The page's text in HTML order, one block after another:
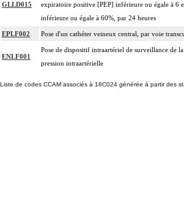
GLLD015
expiratoire positive [PEP] inférieure ou égale à 6
inférieure ou égale à 60%, par 24 heures
EPLF002 Pose d'un cathéter veineux central, par voie
ENLF001
Pose de dispositif intraartériel de surveillance de la
pression intraartérielle
Liste de codes CCAM associés à 18C024 générée à partir des